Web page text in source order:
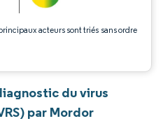
acteurs sont triés sans ordre
du virus
par Mordor